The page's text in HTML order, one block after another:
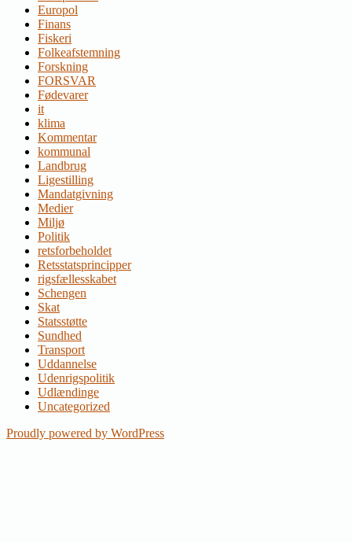
Europol
Finans
Fiskeri
Folkeafstemning
Forskning
FORSVAR
Fødevarer
it
klima
Kommentar
kommunal
Landbrug
Ligestilling
Mandatgivning
Medier
Miljø
Politik
retsforbeholdet
Retsstatsprincipper
rigsfællesskabet
Schengen
Skat
Statsstøtte
Sundhed
Transport
Uddannelse
Udenrigspolitik
Udlændinge
Uncategorized
Proudly powered by WordPress